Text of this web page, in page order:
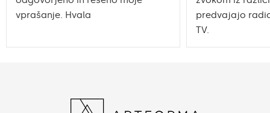
vprašanje. Hvala
predvajajo
TV.